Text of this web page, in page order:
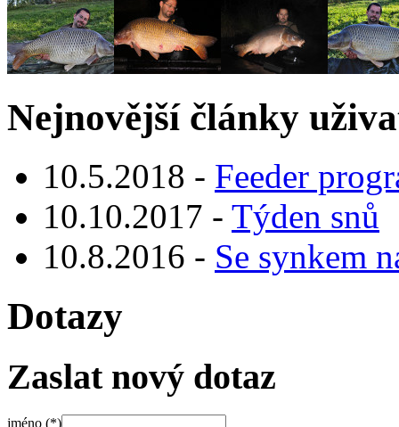
Nejnovější články
10.5.2018 - Feeder
10.10.2017 - Týden snů
10.8.2016 - Se synkem
Dotazy
Zaslat nový dotaz
jméno (*)